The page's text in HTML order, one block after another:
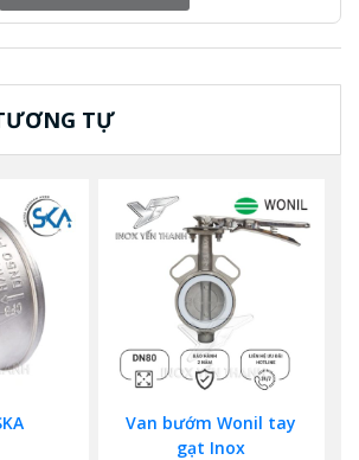
TỰ
Van bướm Wonil tay
gạt Inox